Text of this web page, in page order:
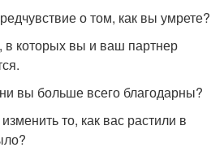
о том, как вы умрете?
в которых вы и ваш партнер
вы больше всего благодарны?
то, как вас растили в